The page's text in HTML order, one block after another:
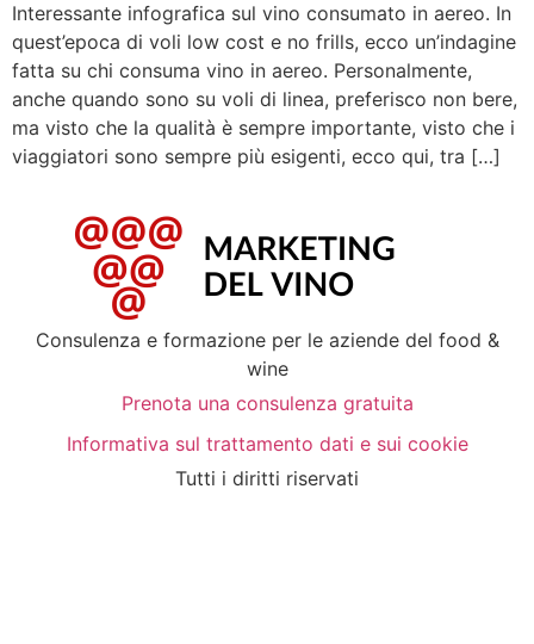
Interessante infografica sul vino consumato in aereo. In
quest’epoca di voli low cost e no frills, ecco un’indagine
fatta su chi consuma vino in aereo. Personalmente,
anche quando sono su voli di linea, preferisco non bere,
ma visto che la qualità è sempre importante, visto che i
viaggiatori sono sempre più esigenti, ecco qui, tra […]
Consulenza e formazione per le aziende del food &
wine
Prenota una consulenza gratuita
Informativa sul trattamento dati e sui cookie
Tutti i diritti riservati